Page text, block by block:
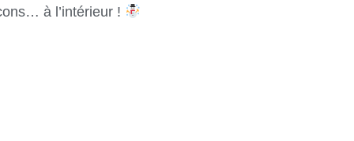
à l’intérieur !